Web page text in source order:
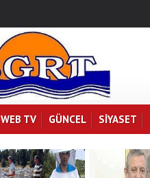
WEB TV GÜNCEL SIYASET